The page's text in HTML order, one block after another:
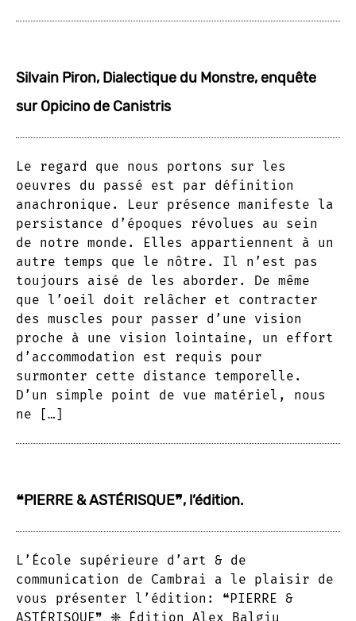
Silvain Piron, Dialectique du Monstre, enquête
sur Opicino de Canistris
Le regard que nous portons sur les
oeuvres du passé est par définition
anachronique. Leur présence manifeste la
persistance d’époques révolues au sein
de notre monde. Elles appartiennent à un
autre temps que le nôtre. Il n’est pas
toujours aisé de les aborder. De même
que l’oeil doit relâcher et contracter
des muscles pour passer d’une vision
proche à une vision lointaine, un effort
d’accommodation est requis pour
surmonter cette distance temporelle.
D’un simple point de vue matériel, nous
ne […]
❝PIERRE & ASTÉRISQUE❞, l’édition.
L’École supérieure d’art & de
communication de Cambrai a le plaisir de
vous présenter l’édition: ❝PIERRE &
ASTÉRISQUE❞ ❈ Édition Alex Balgiu